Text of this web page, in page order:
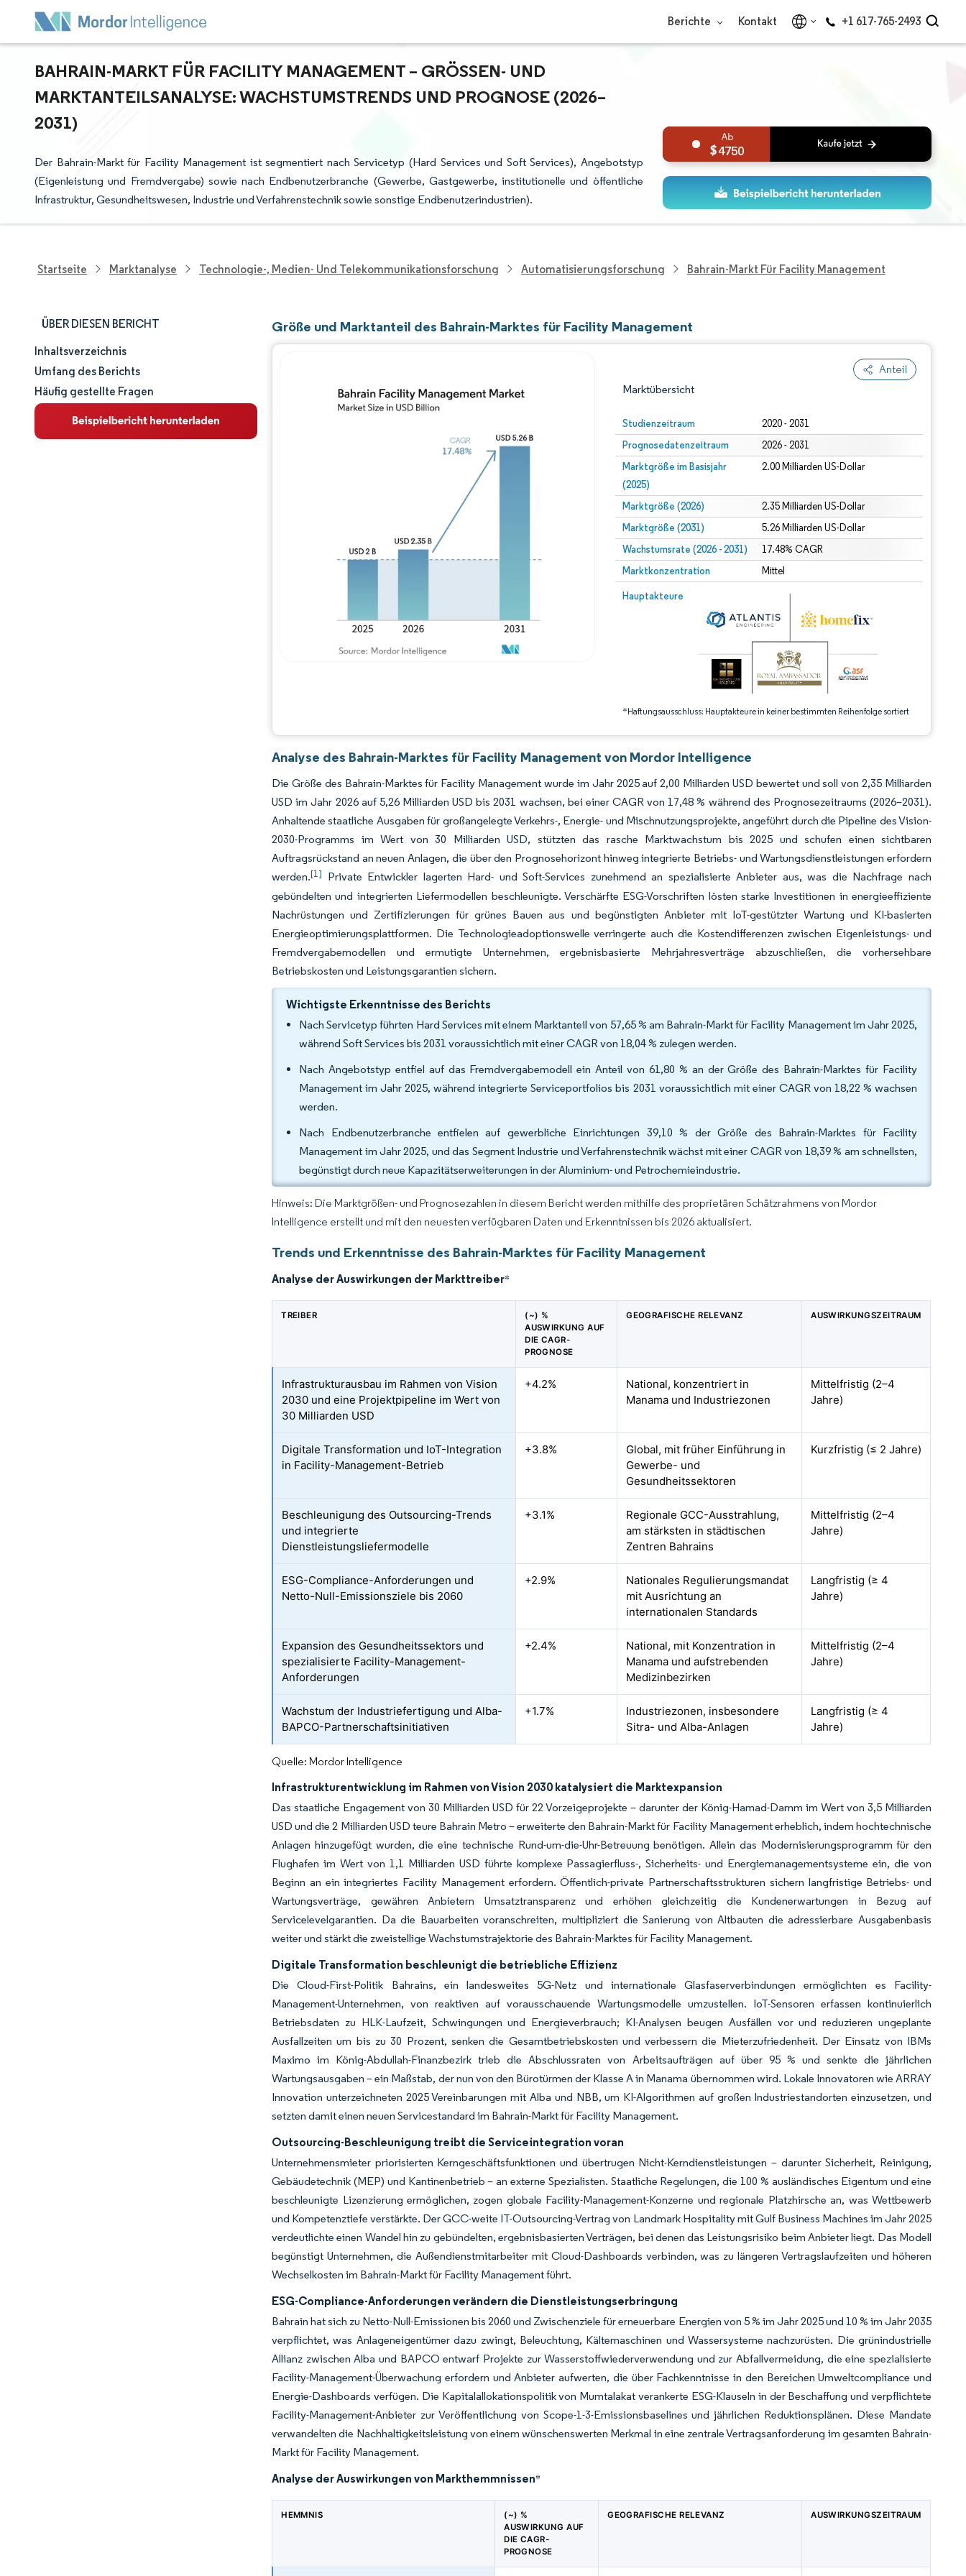
Berichte Kontakt +1 617-765-2493
BAHRAIN-MARKT FÜR FACILITY MANAGEMENT – GRÖSSEN- UND M
ARKTANTEILSANALYSE: WACHSTUMSTRENDS UND PROGNOSE (2026–2
031)
Der Bahrain-Markt für Facility Management ist segmentiert nach Servicetyp (Hard Services und Soft Services), Angebotstyp
(Eigenleistung und Fremdvergabe) sowie nach Endbenutzerbranche (Gewerbe, Gastgewerbe, institutionelle und öffentliche
Infrastruktur, Gesundheitswesen, Industrie und Verfahrenstechnik sowie sonstige Endbenutzerindustrien).
4750
Startseite Marktanalyse Technologie-, Medien- Und Telekommunikationsforschung Automatisierungsforschung Bahrain-Markt Für Facility Management
ÜBER DIESEN BERICHT
Marktgröße und -anteil
Marktanalyse
Trends und Einblicke
Inhaltsverzeichnis
Umfang des Berichts
Häufig gestellte Fragen
Größe und Marktanteil des Bahrain-Marktes für Facility Management
Anteil
Marktübersicht
Studienzeitraum 2020 - 2031
Prognosedatenzeitraum 2026 - 2031
Marktgröße im Basisjahr
(2025)
2.00 Milliarden US-Dollar
Marktgröße (2026) 2.35 Milliarden US-Dollar
Marktgröße (2031) 5.26 Milliarden US-Dollar
Wachstumsrate (2026 - 2031) 17.48% CAGR
Marktkonzentration Mittel
Hauptakteure
*Haftungsausschluss: Hauptakteure in keiner bestimmten Reihenfolge sortiert
Bild © Mordor Intelligence. Wiederverwendung erfordert Namensnennung gemäß CC BY 4.0.
Bild © Mordor Intelligence. Wiederverwendung erfordert Namensnennung gemäß CC BY 4.0.
Analyse des Bahrain-Marktes für Facility Management von Mordor Intelligence
Die Größe des Bahrain-Marktes für Facility Management wurde im Jahr 2025 auf 2,00 Milliarden USD bewertet und soll von 2,35 Milliarden
USD im Jahr 2026 auf 5,26 Milliarden USD bis 2031 wachsen, bei einer CAGR von 17,48 % während des Prognosezeitraums (2026–2031).
Anhaltende staatliche Ausgaben für großangelegte Verkehrs-, Energie- und Mischnutzungsprojekte, angeführt durch die Pipeline des Vision-
2030-Programms im Wert von 30 Milliarden USD, stützten das rasche Marktwachstum bis 2025 und schufen einen sichtbaren
Auftragsrückstand an neuen Anlagen, die über den Prognosehorizont hinweg integrierte Betriebs- und Wartungsdienstleistungen erfordern
werden.[1] Private Entwickler lagerten Hard- und Soft-Services zunehmend an spezialisierte Anbieter aus, was die Nachfrage nach
gebündelten und integrierten Liefermodellen beschleunigte. Verschärfte ESG-Vorschriften lösten starke Investitionen in energieeffiziente
Nachrüstungen und Zertifizierungen für grünes Bauen aus und begünstigten Anbieter mit IoT-gestützter Wartung und KI-basierten
Energieoptimierungsplattformen. Die Technologieadoptionswelle verringerte auch die Kostendifferenzen zwischen Eigenleistungs- und
Fremdvergabemodellen und ermutigte Unternehmen, ergebnisbasierte Mehrjahresverträge abzuschließen, die vorhersehbare
Betriebskosten und Leistungsgarantien sichern.
Wichtigste Erkenntnisse des Berichts
Nach Servicetyp führten Hard Services mit einem Marktanteil von 57,65 % am Bahrain-Markt für Facility Management im Jahr 2025,
während Soft Services bis 2031 voraussichtlich mit einer CAGR von 18,04 % zulegen werden.
Nach Angebotstyp entfiel auf das Fremdvergabemodell ein Anteil von 61,80 % an der Größe des Bahrain-Marktes für Facility
Management im Jahr 2025, während integrierte Serviceportfolios bis 2031 voraussichtlich mit einer CAGR von 18,22 % wachsen
werden.
Nach Endbenutzerbranche entfielen auf gewerbliche Einrichtungen 39,10 % der Größe des Bahrain-Marktes für Facility
Management im Jahr 2025, und das Segment Industrie und Verfahrenstechnik wächst mit einer CAGR von 18,39 % am schnellsten,
begünstigt durch neue Kapazitätserweiterungen in der Aluminium- und Petrochemieindustrie.
Hinweis: Die Marktgrößen- und Prognosezahlen in diesem Bericht werden mithilfe des proprietären Schätzrahmens von Mordor
Intelligence erstellt und mit den neuesten verfügbaren Daten und Erkenntnissen bis 2026 aktualisiert.
Trends und Erkenntnisse des Bahrain-Marktes für Facility Management
Analyse der Auswirkungen der Markttreiber*
TREIBER
(~) %
AUSWIRKUNG AUF
DIE CAGR-
PROGNOSE
GEOGRAFISCHE RELEVANZ AUSWIRKUNGSZEITRAUM
Infrastrukturausbau im Rahmen von Vision
2030 und eine Projektpipeline im Wert von
30 Milliarden USD
+4.2%
National, konzentriert in
Manama und Industriezonen
Mittelfristig (2–4
Jahre)
Digitale Transformation und IoT-Integration
in Facility-Management-Betrieb
+3.8%
Global, mit früher Einführung in
Gewerbe- und
Gesundheitssektoren
Kurzfristig (≤ 2 Jahre)
Beschleunigung des Outsourcing-Trends
und integrierte
Dienstleistungsliefermodelle
+3.1%
Regionale GCC-Ausstrahlung,
am stärksten in städtischen
Zentren Bahrains
Mittelfristig (2–4
Jahre)
ESG-Compliance-Anforderungen und
Netto-Null-Emissionsziele bis 2060
+2.9%
Nationales Regulierungsmandat
mit Ausrichtung an
internationalen Standards
Langfristig (≥ 4
Jahre)
Expansion des Gesundheitssektors und
spezialisierte Facility-Management-
Anforderungen
+2.4%
National, mit Konzentration in
Manama und aufstrebenden
Medizinbezirken
Mittelfristig (2–4
Jahre)
Wachstum der Industriefertigung und Alba-
BAPCO-Partnerschaftsinitiativen
+1.7%
Industriezonen, insbesondere
Sitra- und Alba-Anlagen
Langfristig (≥ 4
Jahre)
Quelle: Mordor Intelligence
Infrastrukturentwicklung im Rahmen von Vision 2030 katalysiert die Marktexpansion
Das staatliche Engagement von 30 Milliarden USD für 22 Vorzeigeprojekte – darunter der König-Hamad-Damm im Wert von 3,5 Milliarden
USD und die 2 Milliarden USD teure Bahrain Metro – erweiterte den Bahrain-Markt für Facility Management erheblich, indem hochtechnische
Anlagen hinzugefügt wurden, die eine technische Rund-um-die-Uhr-Betreuung benötigen. Allein das Modernisierungsprogramm für den
Flughafen im Wert von 1,1 Milliarden USD führte komplexe Passagierfluss-, Sicherheits- und Energiemanagementsysteme ein, die von
Beginn an ein integriertes Facility Management erfordern. Öffentlich-private Partnerschaftsstrukturen sichern langfristige Betriebs- und
Wartungsverträge, gewähren Anbietern Umsatztransparenz und erhöhen gleichzeitig die Kundenerwartungen in Bezug auf
Servicelevelgarantien. Da die Bauarbeiten voranschreiten, multipliziert die Sanierung von Altbauten die adressierbare Ausgabenbasis
weiter und stärkt die zweistellige Wachstumstrajektorie des Bahrain-Marktes für Facility Management.
Digitale Transformation beschleunigt die betriebliche Effizienz
Die Cloud-First-Politik Bahrains, ein landesweites 5G-Netz und internationale Glasfaserverbindungen ermöglichten es Facility-
Management-Unternehmen, von reaktiven auf vorausschauende Wartungsmodelle umzustellen. IoT-Sensoren erfassen kontinuierlich
Betriebsdaten zu HLK-Laufzeit, Schwingungen und Energieverbrauch; KI-Analysen beugen Ausfällen vor und reduzieren ungeplante
Ausfallzeiten um bis zu 30 Prozent, senken die Gesamtbetriebskosten und verbessern die Mieterzufriedenheit. Der Einsatz von IBMs
Maximo im König-Abdullah-Finanzbezirk trieb die Abschlussraten von Arbeitsaufträgen auf über 95 % und senkte die jährlichen
Wartungsausgaben – ein Maßstab, der nun von den Bürotürmen der Klasse A in Manama übernommen wird. Lokale Innovatoren wie ARRAY
Innovation unterzeichneten 2025 Vereinbarungen mit Alba und NBB, um KI-Algorithmen auf großen Industriestandorten einzusetzen, und
setzten damit einen neuen Servicestandard im Bahrain-Markt für Facility Management.
Outsourcing-Beschleunigung treibt die Serviceintegration voran
Unternehmensmieter priorisierten Kerngeschäftsfunktionen und übertrugen Nicht-Kerndienstleistungen – darunter Sicherheit, Reinigung,
Gebäudetechnik (MEP) und Kantinenbetrieb – an externe Spezialisten. Staatliche Regelungen, die 100 % ausländisches Eigentum und eine
beschleunigte Lizenzierung ermöglichen, zogen globale Facility-Management-Konzerne und regionale Platzhirsche an, was Wettbewerb
und Kompetenztiefe verstärkte. Der GCC-weite IT-Outsourcing-Vertrag von Landmark Hospitality mit Gulf Business Machines im Jahr 2025
verdeutlichte einen Wandel hin zu gebündelten, ergebnisbasierten Verträgen, bei denen das Leistungsrisiko beim Anbieter liegt. Das Modell
begünstigt Unternehmen, die Außendienstmitarbeiter mit Cloud-Dashboards verbinden, was zu längeren Vertragslaufzeiten und höheren
Wechselkosten im Bahrain-Markt für Facility Management führt.
ESG-Compliance-Anforderungen verändern die Dienstleistungserbringung
Bahrain hat sich zu Netto-Null-Emissionen bis 2060 und Zwischenziele für erneuerbare Energien von 5 % im Jahr 2025 und 10 % im Jahr 2035
verpflichtet, was Anlageneigentümer dazu zwingt, Beleuchtung, Kältemaschinen und Wassersysteme nachzurüsten. Die grünindustrielle
Allianz zwischen Alba und BAPCO entwarf Projekte zur Wasserstoffwiederverwendung und zur Abfallvermeidung, die eine spezialisierte
Facility-Management-Überwachung erfordern und Anbieter aufwerten, die über Fachkenntnisse in den Bereichen Umweltcompliance und
Energie-Dashboards verfügen. Die Kapitalallokationspolitik von Mumtalakat verankerte ESG-Klauseln in der Beschaffung und verpflichtete
Facility-Management-Anbieter zur Veröffentlichung von Scope-1-3-Emissionsbaselines und jährlichen Reduktionsplänen. Diese Mandate
verwandelten die Nachhaltigkeitsleistung von einem wünschenswerten Merkmal in eine zentrale Vertragsanforderung im gesamten Bahrain-
Markt für Facility Management.
Analyse der Auswirkungen von Markthemmnissen*
HEMMNIS
(~) %
AUSWIRKUNG AUF
DIE CAGR-
PROGNOSE
GEOGRAFISCHE RELEVANZ AUSWIRKUNGSZEITRAUM